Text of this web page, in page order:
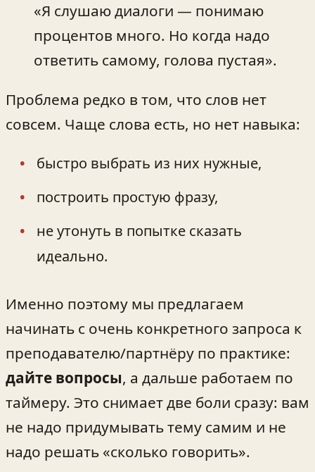
«Я слушаю диалоги — понимаю
процентов много. Но когда надо
ответить самому, голова пустая».
Проблема редко в том, что слов нет
совсем. Чаще слова есть, но нет навыка:
быстро выбрать из них нужные,
построить простую фразу,
не утонуть в попытке сказать
идеально.
Именно поэтому мы предлагаем
начинать с очень конкретного запроса к
преподавателю/партнёру по практике:
дайте вопросы, а дальше работаем по
таймеру. Это снимает две боли сразу: вам
не надо придумывать тему самим и не
надо решать «сколько говорить».